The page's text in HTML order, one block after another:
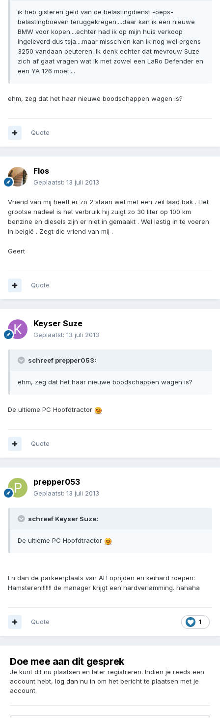
ik heb gisteren geld van de belastingdienst -oeps-
belastingboeven teruggekregen....daar kan ik een nieuwe
BMW voor kopen....echter had ik op mijn huis verkoop
ingeleverd dus tsja....maar misschien kan ik nog wel ergens
3250 vandaan peuteren. Ik denk echter dat mevrouw Suze
zich af gaat vragen wat ik met zowel een LaRo Defender en
een YA 126 moet....
ehm, zeg dat het haar nieuwe boodschappen wagen is?
Quote
Flos
Geplaatst: 13 juli 2013
Vriend van mij heeft er zo 2 staan wel met een zeil laad bak . Het
grootse nadeel is het verbruik hij zuigt zo 30 liter op 100 km
benzine en diesels zijn er niet in gemaakt . Wel lastig in te voeren
in belgië . Zegt die vriend van mij .
Geert
Quote
Keyser Suze
Geplaatst: 13 juli 2013
schreef prepper053:
ehm, zeg dat het haar nieuwe boodschappen wagen is?
De ultieme PC Hoofdtractor
Quote
prepper053
Geplaatst: 13 juli 2013
schreef Keyser Suze:
De ultieme PC Hoofdtractor
En dan de parkeerplaats van AH oprijden en keihard roepen:
Hamsteren!!!!!!! de manager krijgt een hardverlamming. hahaha
1
Quote
Doe mee aan dit gesprek
Je kunt dit nu plaatsen en later registreren. Indien je reeds een
account hebt, log dan nu in om het bericht te plaatsen met je
account.